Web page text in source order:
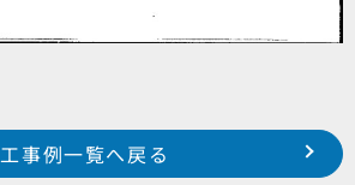
町 I様邸
浜松市 東区 飯田町 H様邸
事例一覧へ戻る